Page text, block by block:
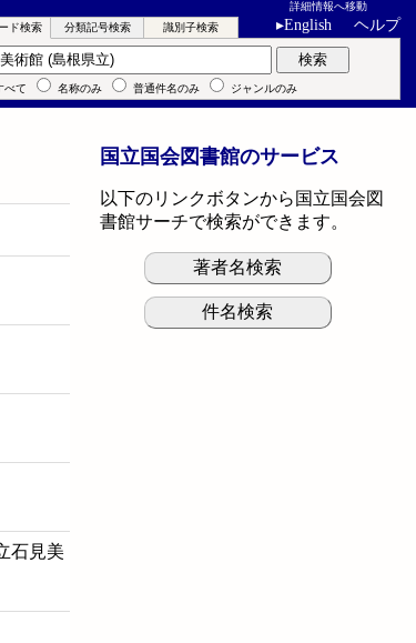
詳細情報へ移動
▸English ヘルプ
ド検索 分類記号検索 識別子検索
ード検索 検索
べて 名称のみ 普通件名のみ ジャンルのみ
国立国会図書館のサービス
以下のリンクボタンから国立国会図
書館サーチで検索ができます。
著者名検索
件名検索